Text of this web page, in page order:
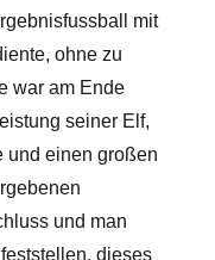
mit
ohne zu
war am Ende
seiner Elf,
und einen großen
und man
dieses